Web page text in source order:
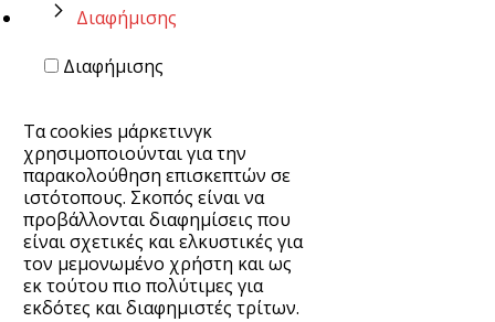
Διαφήμισης
Διαφήμισης
Τα cookies μάρκετινγκ
χρησιμοποιούνται για την
παρακολούθηση επισκεπτών σε
ιστότοπους. Σκοπός είναι να
προβάλλονται διαφημίσεις που
είναι σχετικές και ελκυστικές για
τον μεμονωμένο χρήστη και ως
εκ τούτου πιο πολύτιμες για
εκδότες και διαφημιστές τρίτων.